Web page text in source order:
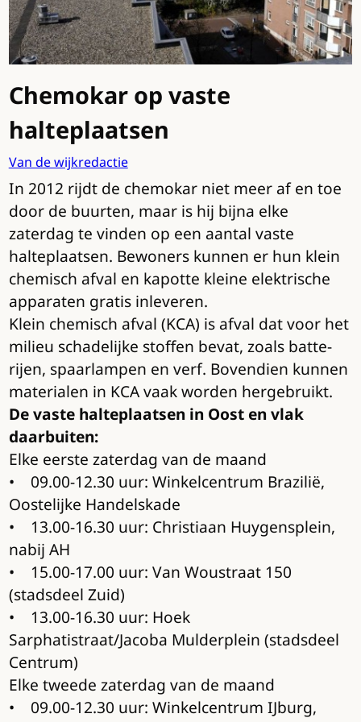
Chemokar op vaste
halteplaatsen
Van de wijkredactie
In 2012 rijdt de chemokar niet meer af en toe
door de buurten, maar is hij bijna elke
zaterdag te vinden op een aantal vaste
halteplaatsen. Bewoners kunnen er hun klein
chemisch afval en kapotte kleine elektrische
apparaten gratis inleveren.
Klein chemisch afval (KCA) is afval dat voor het
milieu schadelijke stoffen bevat, zoals batte-
rijen, spaarlampen en verf. Bovendien kunnen
materialen in KCA vaak worden hergebruikt.
De vaste halteplaatsen in Oost en vlak
daarbuiten:
Elke eerste zaterdag van de maand
• 09.00-12.30 uur: Winkelcentrum Brazilië,
Oostelijke Handelskade
• 13.00-16.30 uur: Christiaan Huygensplein,
nabij AH
• 15.00-17.00 uur: Van Woustraat 150
(stadsdeel Zuid)
• 13.00-16.30 uur: Hoek
Sarphatistraat/Jacoba Mulderplein (stadsdeel
Centrum)
Elke tweede zaterdag van de maand
• 09.00-12.30 uur: Winkelcentrum IJburg,